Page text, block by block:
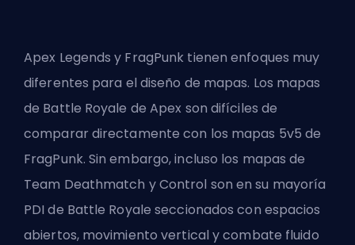
Apex Legends y FragPunk tienen enfoques muy
diferentes para el diseño de mapas. Los mapas
de Battle Royale de Apex son difíciles de
comparar directamente con los mapas 5v5 de
FragPunk. Sin embargo, incluso los mapas de
Team Deathmatch y Control son en su mayoría
PDI de Battle Royale seccionados con espacios
abiertos, movimiento vertical y combate fluido